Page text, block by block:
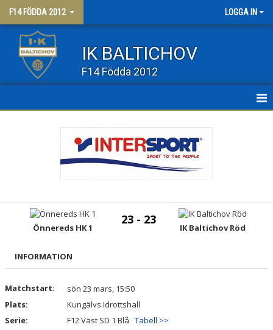
F14 FÖDDA 2012 LOGGA IN
IK BALTICHOV
F14 Födda 2012
TRUPPEN
BILDGALLERI
KONTAKT
Önnereds HK 1
23 - 23
IK Baltichov Röd
INFORMATION
Matchstart:
sön 23 mars, 15:50
Plats:
Kungälvs Idrottshall
Serie:
F12 Väst SD 1 Blå Tabell >>